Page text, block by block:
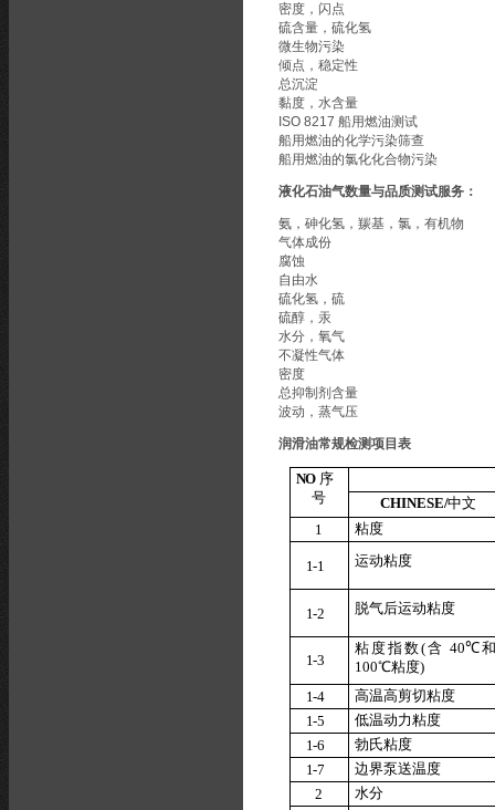
密度，闪点
硫含量，硫化氢
微生物污染
倾点，稳定性
总沉淀
黏度，水含量
ISO 8217 船用燃油测试
船用燃油的化学污染筛查
船用燃油的氯化化合物污染
液化石油气数量与品质测试服务：
氨，砷化氢，羰基，氯，有机物
气体成份
腐蚀
自由水
硫化氢，硫
硫醇，汞
水分，氧气
不凝性气体
密度
总抑制剂含量
波动，蒸气压
润滑油常规检测项目表
NO 序
号
CHINESE/中文
1
粘度
1-1 运动粘度
1-2 脱气后运动粘度
1-3
粘 度指数(含 40℃
100℃粘度)
1-4 高温高剪切粘度
1-5 低温动力粘度
1-6
勃氏粘度
1-7 边界泵送温度
2
水分